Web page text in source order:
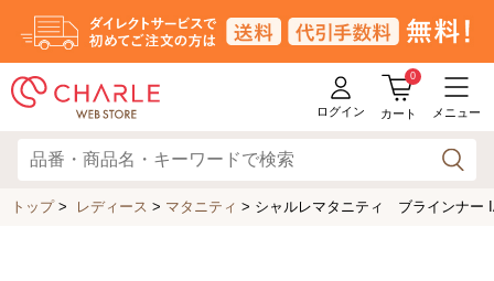
ログイン
0
カート メニュー
トップ> レディース > マタニティ > シャルレマタニティ ブラインナー